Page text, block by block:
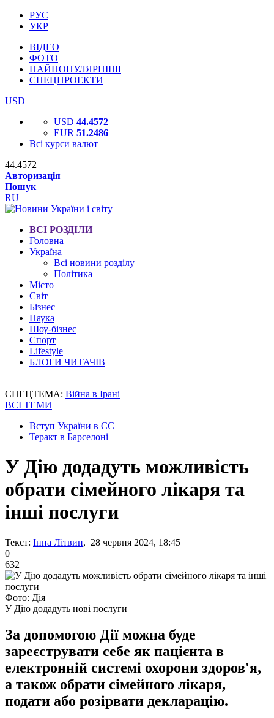
РУС
УКР
ВІДЕО
ФОТО
НАЙПОПУЛЯРНІШІ
СПЕЦПРОЕКТИ
USD
USD 44.4572
EUR 51.2486
Всі курси валют
44.4572
Авторизація
Пошук
RU
ВСІ РОЗДІЛИ
Головна
Україна
Всі новини розділу
Політика
Місто
Світ
Бізнес
Наука
Шоу-бізнес
Спорт
Lifestyle
БЛОГИ ЧИТАЧІВ
СПЕЦТЕМА: Війна в Ірані
ВСІ ТЕМИ
Вступ України в ЄС
Теракт в Барселоні
У Дію додадуть можливість
обрати сімейного лікаря та
інші послуги
Текст: Інна Літвин, 28 червня 2024, 18:45
0
632
Фото: Дія
У Дію додадуть нові послуги
За допомогою Дії можна буде
зареєструвати себе як пацієнта в
електронній системі охорони здоров'я,
а також обрати сімейного лікаря,
подати або розірвати декларацію.